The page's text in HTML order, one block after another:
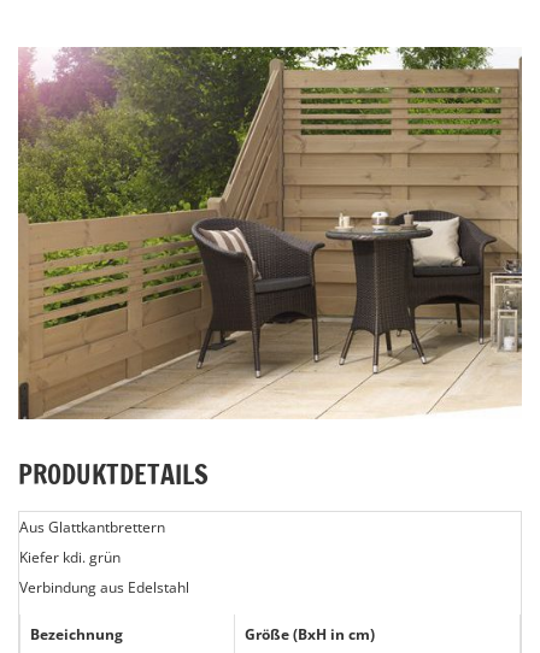
PRODUKTDETAILS
Aus Glattkantbrettern
Kiefer kdi. grün
Verbindung aus Edelstahl
Bezeichnung Größe (BxH in cm)